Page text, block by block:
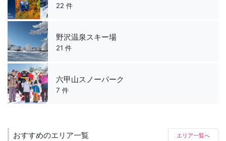
22 件
野沢温泉スキー場
21 件
六甲山スノーパーク
7 件
おすすめのエリア一覧 エリア一覧へ